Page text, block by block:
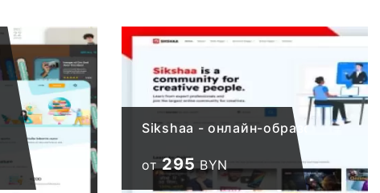
Sikshaa - онлайн-
от295BYN